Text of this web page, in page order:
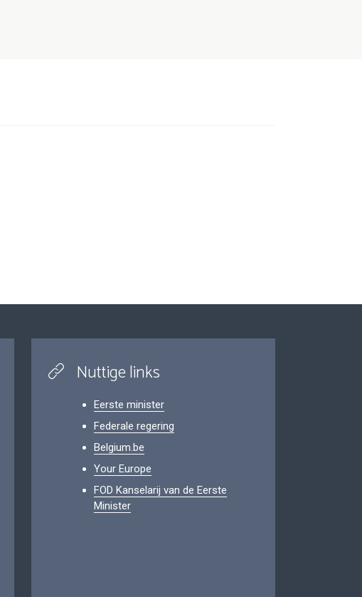
Nuttige links
Eerste minister
Federale regering
Belgium.be
Your Europe
FOD Kanselarij van de Eerste
Minister